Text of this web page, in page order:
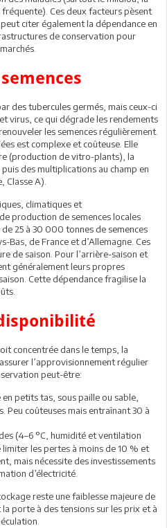
Ces deux facteurs pèsent
citer également la dépendance en
de conservation pour
des tubercules germés, mais ceux-ci
virus, ce qui dégrade les rendements
les semences régulièrement.
est complexe et coûteuse. Elle
(production de vitro-plants), la
des multiplications au champ en
Classe A).
climatiques et
production de semences locales
25 à 30 000 tonnes de semences
Bas, de France et d’Allemagne. Ces
de saison. Pour l’arrière-saison et
généralement leurs propres
Cette dépendance fragilise la
concentrée dans le temps, la
l’approvisionnement régulier
peut-être:
en petits tas, sous paille ou sable,
Peu coûteuses mais entraînant 30 à
(4–6 °C, humidité et ventilation
les pertes à moins de 10 % et
mais nécessite des investissements
d’électricité.
reste une faiblesse majeure de
porte à des tensions sur les prix et à